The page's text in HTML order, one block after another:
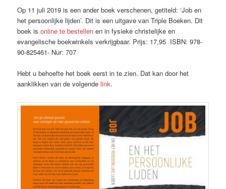
Op 11 juli 2019 is een ander boek verschenen, getiteld: ‘Job en
het persoonlijke lijden’. Dit is een uitgave van Triple Boeken. Dit
boek isonline te bestellen en in fysieke christelijke en
evangelische boekwinkels verkrijgbaar. Prijs: 17,95 ISBN: 978-
90-825461- Nur: 707
Hebt u behoefte het boek eerst in te zien. Dat kan door het
aanklikken van de volgendelink.